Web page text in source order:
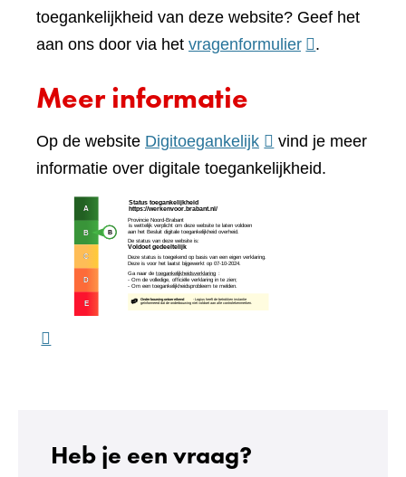
toegankelijkheid van deze website? Geef het
aan ons door via het vragenformulier(verwijst
website)
.
Meer informatie
Op de website Digitoegankelijk(verwijst
naar
vind je meer
informatie over digitale toegankelijkheid.
Heb je een vraag?